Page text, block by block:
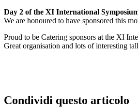
Day 2 of the XI International
We are honoured to have sponsored this
Proud to be Catering sponsors at the XI
Great organisation and lots of interesting
Condividi questo articolo